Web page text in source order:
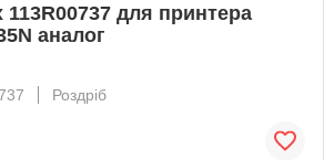
для принтера
аналог
Роздріб